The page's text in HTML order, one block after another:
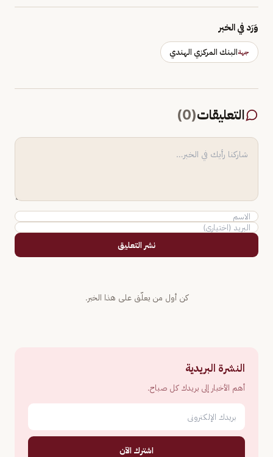
وَرَد في الخبر
جهةالبنك المركزي الهندي
التعليقات(
0
)
نشر التعليق
كن أول من يعلّق على هذا الخبر.
النشرة البريدية
أهم الأخبار إلى بريدك كل صباح.
اشترك الآن